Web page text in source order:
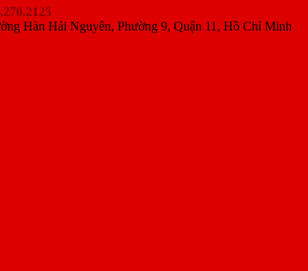
Hàn Hải Nguyên, Phường 9, Quận 11, Hồ Chí Minh